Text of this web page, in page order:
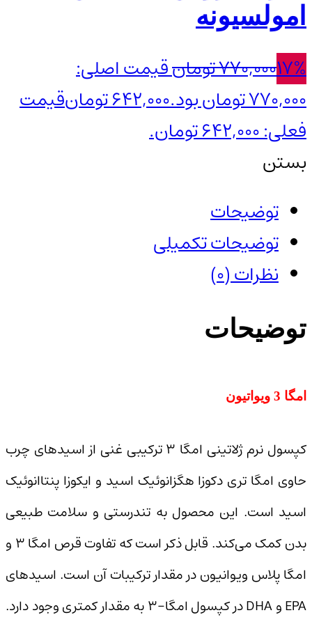
امولسیونه
17%
770,000تومانقیمت اصلی:
770,000 تومان بود.
642,000تومانقیمت
فعلی: 642,000 تومان.
بستن
توضیحات
توضیحات تکمیلی
نظرات (0)
توضیحات
امگا 3 ویواتیون
کپسول نرم ژلاتینی امگا ۳ ترکیبی غنی از اسیدهای چرب
حاوی امگا تری دکوزا هگزانوئیک اسید و ایکوزا پنتاانوئیک
اسید است. این محصول به تندرستی و سلامت طبیعی
بدن کمک می‌کند. قابل ذکر است که تفاوت قرص امگا ۳ و
امگا پلاس ویوانیون در مقدار ترکیبات آن است. اسیدهای
EPA و DHA در کپسول امگا-۳ به مقدار کمتری وجود دارد.